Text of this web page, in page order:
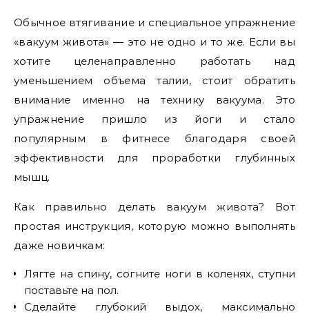
Обычное втягивание и специальное упражнение
«вакуум живота» — это не одно и то же. Если вы
хотите целенаправленно работать над
уменьшением объема талии, стоит обратить
внимание именно на технику вакуума. Это
упражнение пришло из йоги и стало
популярным в фитнесе благодаря своей
эффективности для проработки глубинных
мышц.
Как правильно делать вакуум живота? Вот
простая инструкция, которую можно выполнять
даже новичкам:
Лягте на спину, согните ноги в коленях, ступни
поставьте на пол.
Сделайте глубокий выдох, максимально